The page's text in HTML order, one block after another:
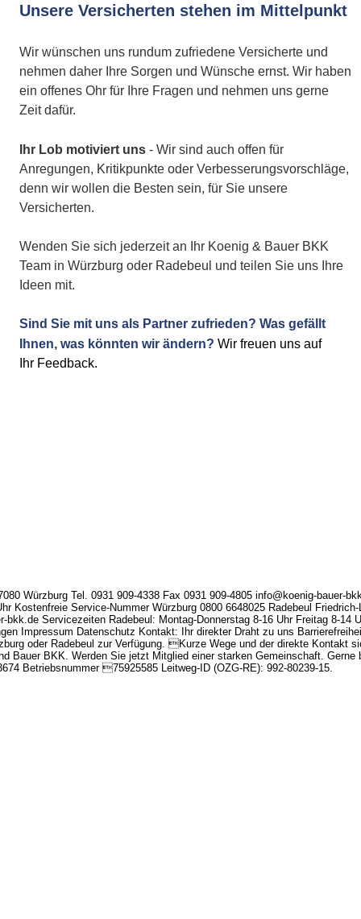
Unsere Versicherten stehen im Mittelpunkt
Wir wünschen uns rundum zufriedene Versicherte und
nehmen daher Ihre Sorgen und Wünsche ernst. Wir haben
ein offenes Ohr für Ihre Fragen und nehmen uns gerne
Zeit dafür.
Ihr Lob motiviert uns - Wir sind auch offen für
Anregungen, Kritikpunkte oder Verbesserungsvorschläge,
denn wir wollen die Besten sein, für Sie unsere
Versicherten.
Wenden Sie sich jederzeit an Ihr Koenig & Bauer BKK
Team in Würzburg oder Radebeul und teilen Sie uns Ihre
Ideen mit.
Sind Sie mit uns als Partner zufrieden? Was gefällt
Ihnen, was könnten wir ändern? Wir freuen uns auf
Ihr Feedback.